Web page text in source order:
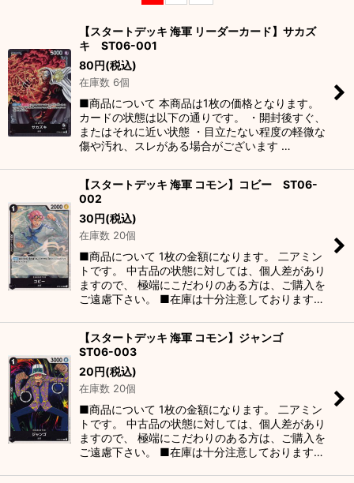
絞り込む
【スタートデッキ 海軍 リーダーカード】サカズ
キ ST06-001
80円(税込)
在庫数 6個
■商品について 本商品は1枚の価格となります。
カードの状態は以下の通りです。 ・開封後すぐ、
またはそれに近い状態 ・目立たない程度の軽微な
傷や汚れ、スレがある場合がございます …
【スタートデッキ 海軍 コモン】コビー ST06-
002
30円(税込)
在庫数 20個
■商品について 1枚の金額になります。 二アミン
トです。 中古品の状態に対しては、個人差があり
ますので、 極端にこだわりのある方は、ご購入を
ご遠慮下さい。 ■在庫は十分注意しております…
【スタートデッキ 海軍 コモン】ジャンゴ
ST06-003
20円(税込)
在庫数 20個
■商品について 1枚の金額になります。 二アミン
トです。 中古品の状態に対しては、個人差があり
ますので、 極端にこだわりのある方は、ご購入を
ご遠慮下さい。 ■在庫は十分注意しております…